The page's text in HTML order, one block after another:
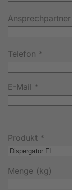
Ansprechpartner
Telefon *
E-Mail *
Produkt *
Menge (kg)